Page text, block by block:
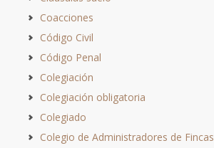
Coacciones
Código Civil
Código Penal
Colegiación
Colegiación obligatoria
Colegiado
Colegio de Administradores de Fincas